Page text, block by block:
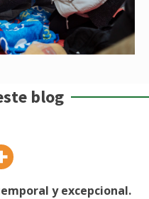
blog
y excepcional.